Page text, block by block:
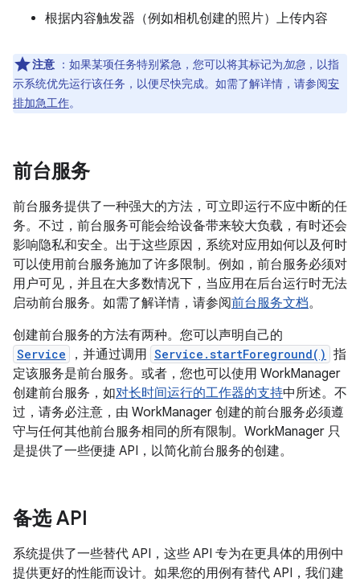
根据内容触发器（例如相机创建的照片）上传内容
注意 ：如果某项任务特别紧急，您可以将其标记为加急 ，以指
示系统优先运行该任务，以便尽快完成。如需了解详情，请参阅安
排加急工作。
前台服务
前台服务提供了一种强大的方法，可立即运行不应中断的任
务。不过，前台服务可能会给设备带来较大负载，有时还会
影响隐私和安全。出于这些原因，系统对应用如何以及何时
可以使用前台服务施加了许多限制。例如，前台服务必须对
用户可见，并且在大多数情况下，当应用在后台运行时无法
启动前台服务。如需了解详情，请参阅前台服务文档。
创建前台服务的方法有两种。您可以声明自己的
Service ，并通过调用 Service.startForeground() 指
定该服务是前台服务。或者，您也可以使用 WorkManager
创建前台服务，如对长时间运行的工作器的支持中所述。不
过，请务必注意，由 WorkManager 创建的前台服务必须遵
守与任何其他前台服务相同的所有限制。WorkManager 只
是提供了一些便捷 API，以简化前台服务的创建。
备选 API
系统提供了一些替代 API，这些 API 专为在更具体的用例中
提供更好的性能而设计。如果您的用例有替代 API，我们建